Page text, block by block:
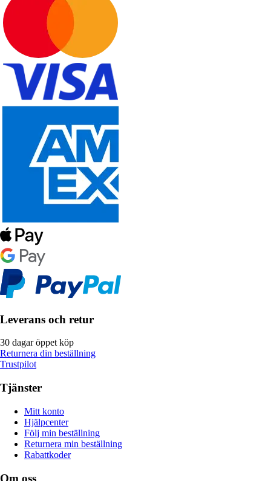
Leverans och retur
30 dagar öppet köp
Returnera din beställning
Trustpilot
Tjänster
Mitt konto
Hjälpcenter
Följ min beställning
Returnera min beställning
Rabattkoder
Om oss